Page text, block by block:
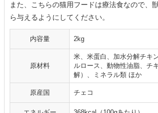
また、こちらの猫用フードは療法食なので、
ら与えるようにしてください。
内容量 2kg
原材料
米、米蛋白、加水分解チキ
ルロース、動物性油脂、チ
解）、ミネラル類 ほか
原産国 チェコ